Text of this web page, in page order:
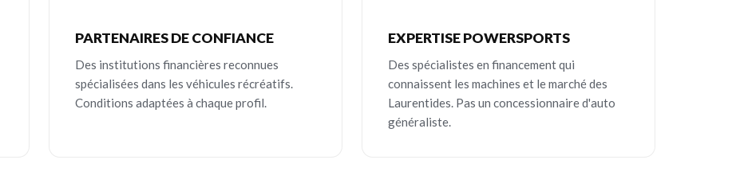
PARTENAIRES DE CONFIANCE
Des institutions financières reconnues
spécialisées dans les véhicules récréatifs.
Conditions adaptées à chaque profil.
EXPERTISE POWERSPORTS
Des spécialistes en financement qui
connaissent les machines et le marché des
Laurentides. Pas un concessionnaire d'auto
généraliste.